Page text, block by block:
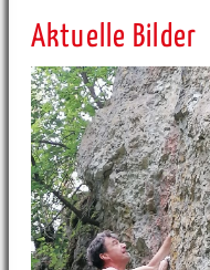
Aktuelle Bilder